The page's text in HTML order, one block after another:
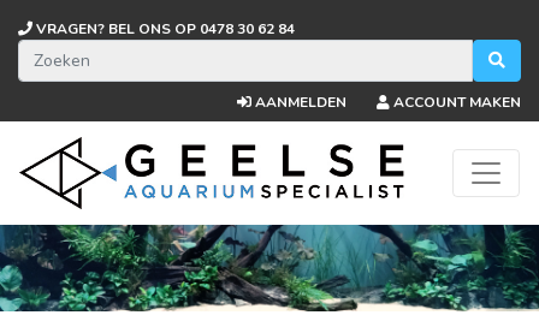
VRAGEN? BEL ONS OP 0478 30 62 84
AANMELDEN ACCOUNT MAKEN